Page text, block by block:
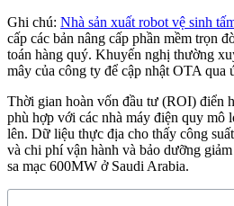
Ghi chú: Nhà sản xuất robot vệ sinh
cấp các bản nâng cấp phần mềm trọn
toán hàng quý. Khuyến nghị thường
mây của công ty để cập nhật OTA qua
Thời gian hoàn vốn đầu tư (ROI) điển
phù hợp với các nhà máy điện quy mô
lên. Dữ liệu thực địa cho thấy công
và chi phí vận hành và bảo dưỡng
sa mạc 600MW ở Saudi Arabia.